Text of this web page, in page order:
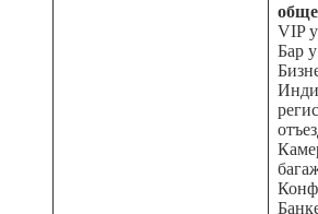
VIP
Бар